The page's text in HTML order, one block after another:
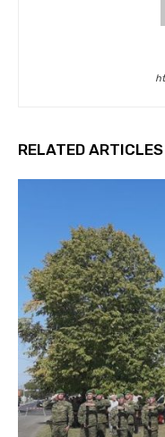
RELATED ARTICLES